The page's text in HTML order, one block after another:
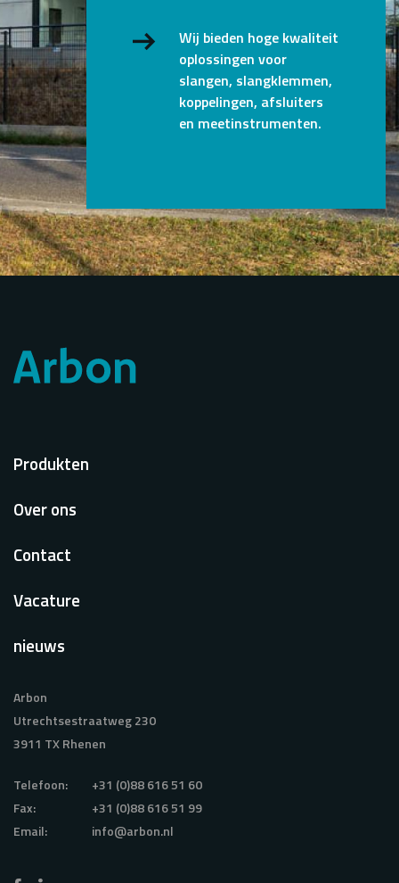
Wij bieden hoge kwaliteit
oplossingen voor
slangen, slangklemmen,
koppelingen, afsluiters
en meetinstrumenten.
Voet
Produkten
Over ons
Contact
Vacature
nieuws
Arbon
Utrechtsestraatweg 230
3911 TX Rhenen
Telefoon:
+31 (0)88 616 51 60
Fax:
+31 (0)88 616 51 99
Email:
info@arbon.nl